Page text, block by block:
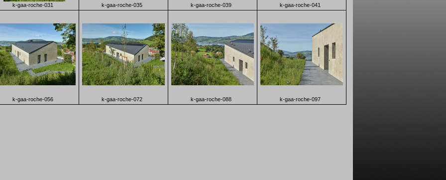
k-gaa-roche-031 k-gaa-roche-035 k-gaa-roche-039 k-gaa-roche-041
k-gaa-roche-056 k-gaa-roche-072 k-gaa-roche-088 k-gaa-roche-097